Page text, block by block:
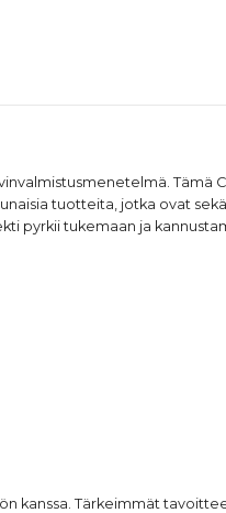
Tämä
tuotteita, jotka ovat
pyrkii tukemaan ja
kanssa. Tärkeimmät